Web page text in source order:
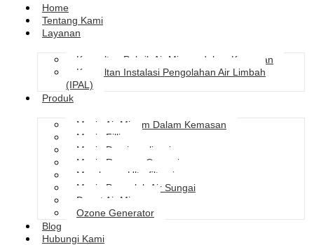
Home
Tentang Kami
Layanan
Konsultan Pabrik Air Minum dalam Kemasan
Konsultan Instalasi Pengolahan Air Limbah
(IPAL)
Produk
Mesin Air Minum Dalam Kemasan
Mesin Filling
Mesin Demineralisasi
Mesin Reverse Osmosis
Membrane Ultrafiltrasi
Mesin Pengolah Air Sungai
Depot Air Minum
Ozone Generator
Blog
Hubungi Kami